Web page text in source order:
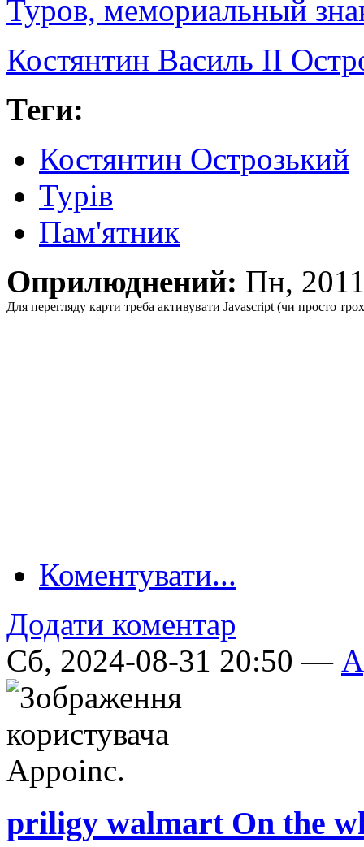
Туров, мемориальный
Костянтин Василь II
Теги:
Костянтин Острозький
Турів
Пам'ятник
Оприлюднений: Пн,
Для перегляду карти треба активувати Javascript (чи просто
Коментувати...
Додати коментар
Сб, 2024-08-31 20:50 —
priligy walmart On the